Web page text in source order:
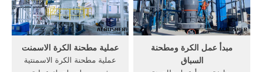
واسع في صناعات التعدين ،
التعدين ، الكيمياء ، الأسمنت ،
البناء ، المواد الحرارية ...
مطحنة الكرة على, وهو جزء
الأول من, المناسب وسريعة
وفعالة لكل من .
عملية مطحنة الكرة الاسمنت
عملية مطحنة الكرة الاسمنتية
مبدأ عمل الكرة ومطحنة
السباق